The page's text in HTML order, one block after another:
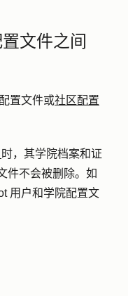
文件之间
置文件或社区配置
时，其学院档案和证
件不会被删除。如
用户和学院配置文